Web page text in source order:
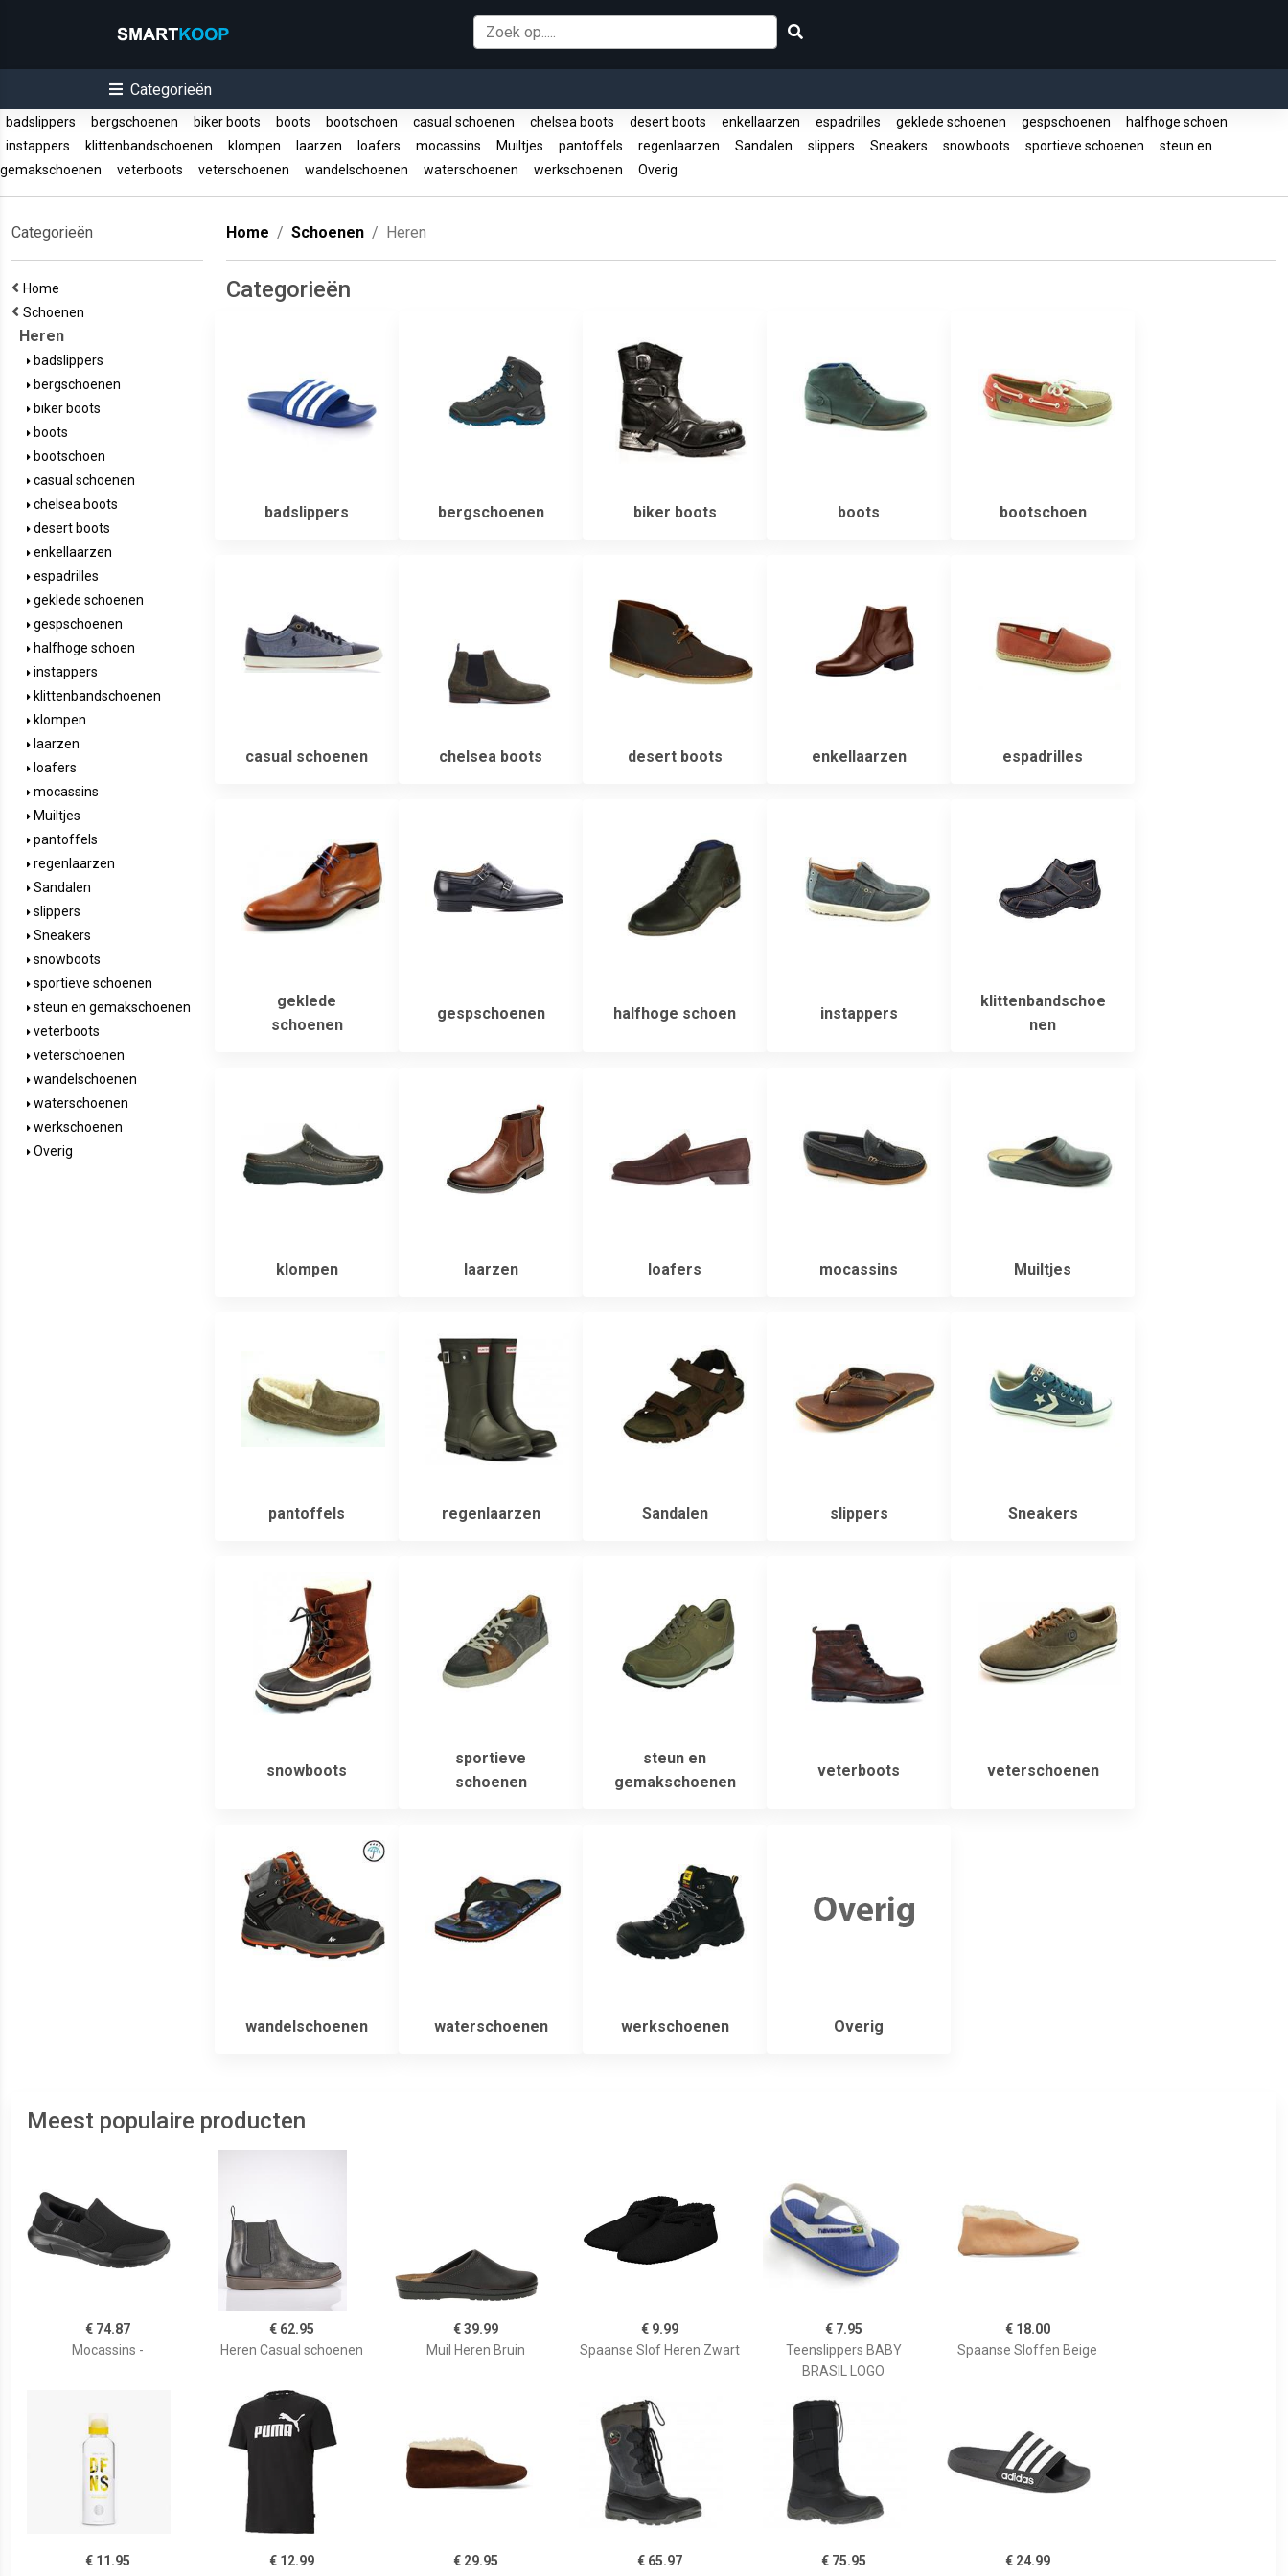
Categorieën
badslippers bergschoenen biker boots boots bootschoen casual schoenen chelsea boots desert boots enkellaarzen espadrilles geklede schoenen gespschoenen
halfhoge schoen
instappers
klittenbandschoenen klompen laarzen loafers mocassins Muiltjes pantoffels regenlaarzen Sandalen slippers Sneakers snowboots sportieve schoenen
steun en
gemakschoenen
veterboots veterschoenen wandelschoenen waterschoenen werkschoenen Overig
Categorieën
Home
Schoenen
Heren
badslippers
bergschoenen
biker boots
boots
bootschoen
casual schoenen
chelsea boots
desert boots
enkellaarzen
espadrilles
geklede schoenen
gespschoenen
halfhoge schoen
instappers
klittenbandschoenen
klompen
laarzen
loafers
mocassins
Muiltjes
pantoffels
regenlaarzen
Sandalen
slippers
Sneakers
snowboots
sportieve schoenen
steun en gemakschoenen
veterboots
veterschoenen
wandelschoenen
waterschoenen
werkschoenen
Overig
Home Schoenen Heren
Categorieën
badslippers bergschoenen biker boots boots bootschoen
casual schoenen chelsea boots desert boots enkellaarzen espadrilles
geklede
schoenen
gespschoenen halfhoge schoen instappers
klittenbandschoe
nen
klompen laarzen loafers mocassins Muiltjes
pantoffels regenlaarzen Sandalen slippers Sneakers
snowboots
sportieve
schoenen
steun en
gemakschoenen
veterboots veterschoenen
wandelschoenen waterschoenen werkschoenen Overig
Meest populaire producten
€ 74.87
Mocassins -
€ 62.95
Heren Casual schoenen
€ 39.99
Muil Heren Bruin
€ 9.99
Spaanse Slof Heren Zwart
€ 7.95
Teenslippers BABY
BRASIL LOGO
€ 18.00
Spaanse Sloffen Beige
€ 11.95
€ 12.99
€ 29.95
€ 65.97
€ 75.95
€ 24.99